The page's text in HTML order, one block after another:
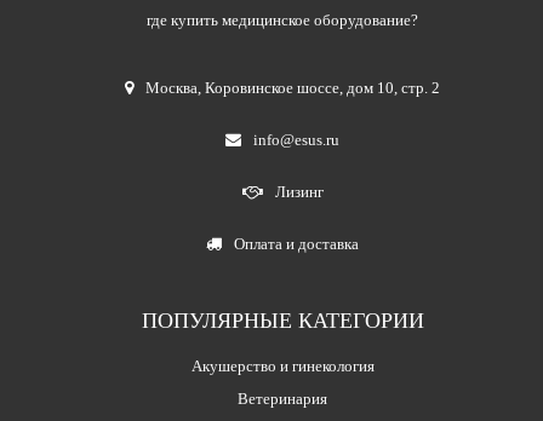
где купить медицинское оборудование?
Москва,Коровинское шоссе, дом 10, стр. 2
info@esus.ru
Лизинг
Оплата и доставка
ПОПУЛЯРНЫЕ КАТЕГОРИИ
Акушерство и гинекология
Ветеринария